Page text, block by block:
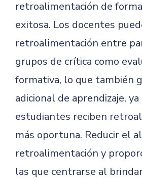
retroalimentación de
exitosa. Los docentes
retroalimentación entre
grupos de crítica como
formativa, lo que también
adicional de aprendizaje,
estudiantes reciben
más oportuna. Reducir el
retroalimentación y
las que centrarse al